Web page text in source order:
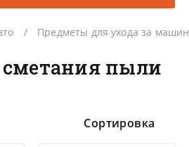
Предметы для ухода за
пыли
Сортировка